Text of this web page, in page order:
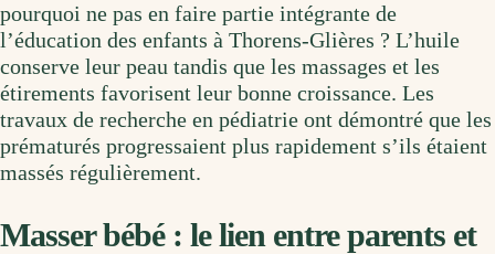
pourquoi ne pas en faire partie intégrante de
l’éducation des enfants à Thorens-Glières ? L’huile
conserve leur peau tandis que les massages et les
étirements favorisent leur bonne croissance. Les
travaux de recherche en pédiatrie ont démontré que les
prématurés progressaient plus rapidement s’ils étaient
massés régulièrement.
Masser bébé : le lien entre parents et